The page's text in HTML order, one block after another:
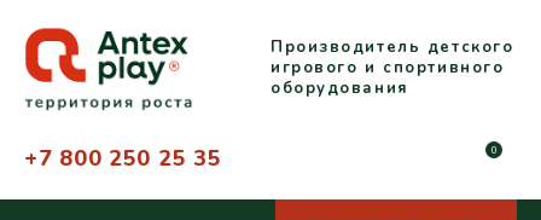
Производитель детского
игрового и спортивного
оборудования
+7 800 250 25 35 0